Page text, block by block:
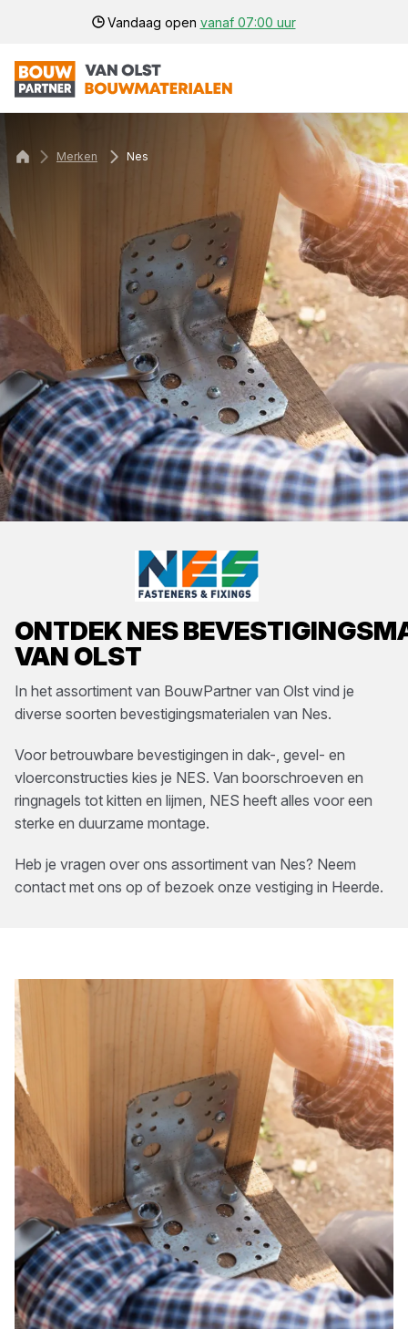
Vandaag open vanaf 07:00 uur
ONTDEKNES
VAN OLST
In het assortiment van BouwPartner van Olst vind je
diverse soorten bevestigingsmaterialen van Nes.
Voor betrouwbare bevestigingen in dak-, gevel- en
vloerconstructies kies je NES. Van boorschroeven en
ringnagels tot kitten en lijmen, NES heeft alles voor een
sterke en duurzame montage.
Heb je vragen over ons assortiment van Nes? Neem
contact met ons op of bezoek onze vestiging in Heerde.
Merken Nes